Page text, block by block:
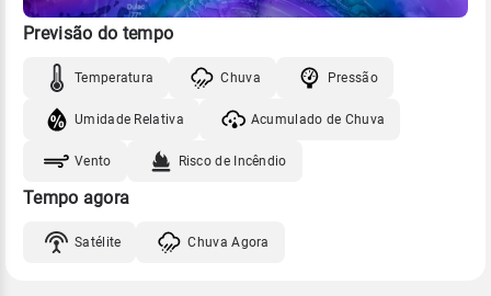
Previsão do tempo
Temperatura Chuva Pressão
Umidade Relativa Acumulado de Chuva
Vento Risco de Incêndio
Tempo agora
Satélite Chuva Agora